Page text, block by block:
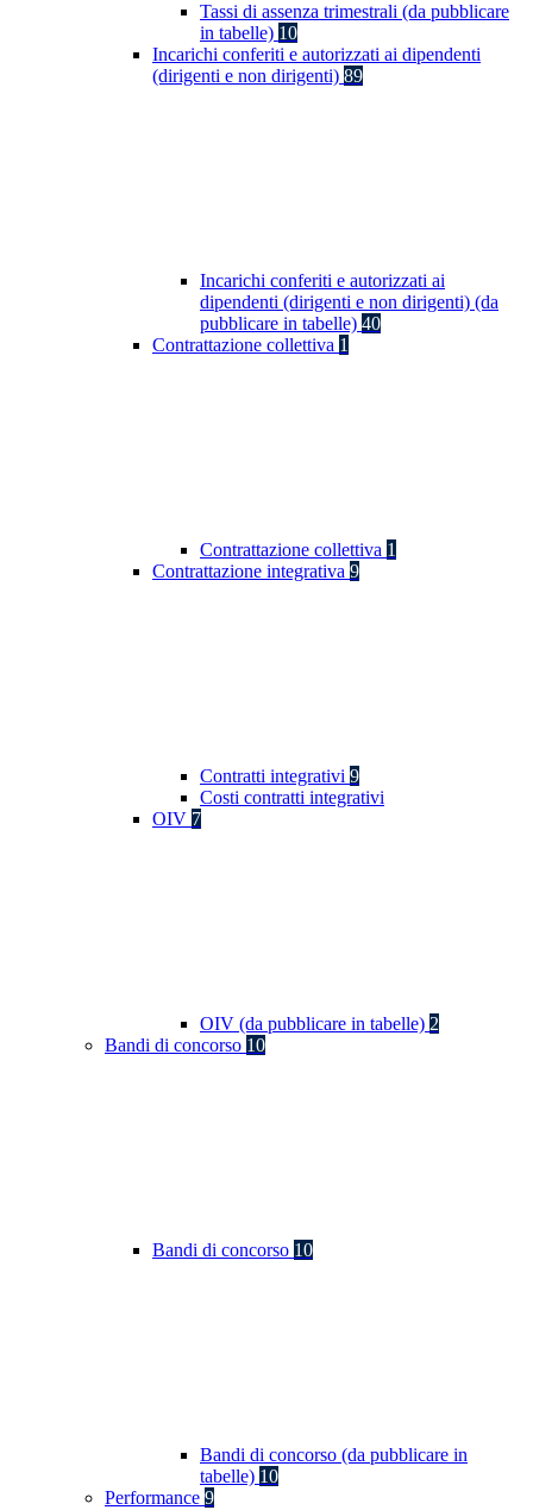
Tassi di assenza trimestrali (da pubblicare
in tabelle) 10
Incarichi conferiti e autorizzati ai dipendenti
(dirigenti e non dirigenti) 89
Incarichi conferiti e autorizzati ai
dipendenti (dirigenti e non dirigenti) (da
pubblicare in tabelle) 40
Contrattazione collettiva 1
Contrattazione collettiva 1
Contrattazione integrativa 9
Contratti integrativi 9
Costi contratti integrativi
OIV 7
OIV (da pubblicare in tabelle) 2
Bandi di concorso 10
Bandi di concorso 10
Bandi di concorso (da pubblicare in
tabelle) 10
Performance 9